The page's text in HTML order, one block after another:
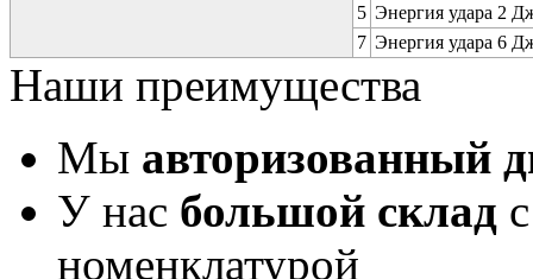
5 Энергия удара 2
7 Энергия удара 6
Наши преимущества
Мы авторизованный
У нас большой склад
номенклатурой